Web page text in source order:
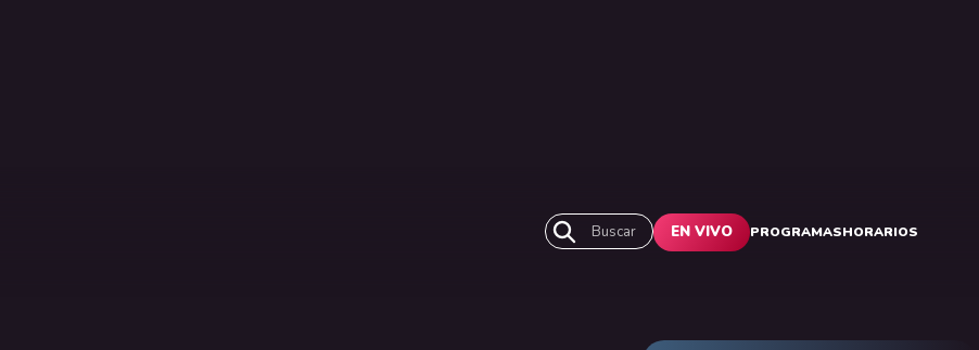
Buscar EN VIVO PROGRAMASHORARIOS